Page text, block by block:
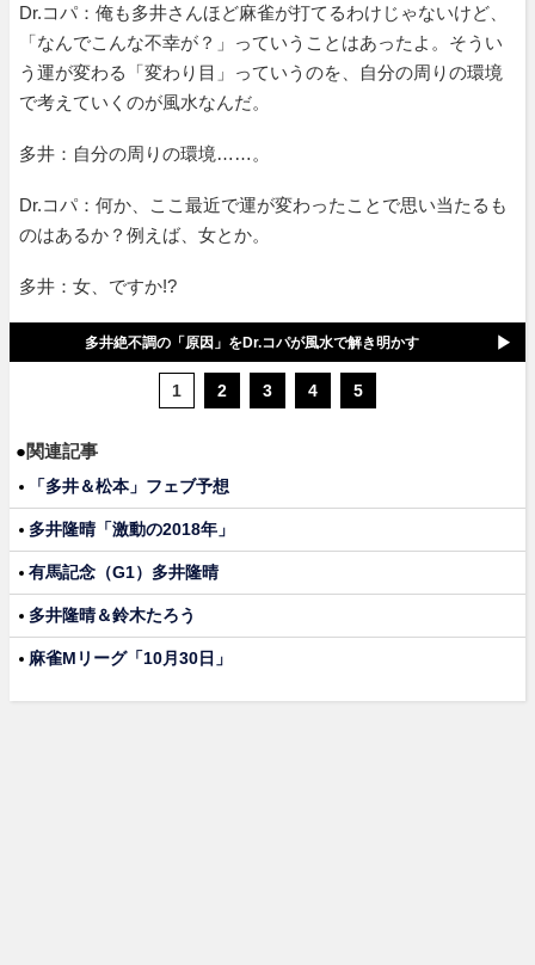
Dr.コパ：俺も多井さんほど麻雀が打てるわけじゃないけど、
「なんでこんな不幸が？」っていうことはあったよ。そうい
う運が変わる「変わり目」っていうのを、自分の周りの環境
で考えていくのが風水なんだ。
多井：自分の周りの環境……。
Dr.コパ：何か、ここ最近で運が変わったことで思い当たるも
のはあるか？例えば、女とか。
多井：女、ですか!?
多井絶不調の「原因」をDr.コパが風水で解き明かす
1 2 3 4 5
●関連記事
「多井＆松本」フェブ予想
多井隆晴「激動の2018年」
有馬記念（G1）多井隆晴
多井隆晴＆鈴木たろう
麻雀Mリーグ「10月30日」